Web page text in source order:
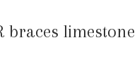
braces limestone